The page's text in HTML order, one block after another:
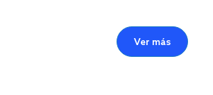
Ver más